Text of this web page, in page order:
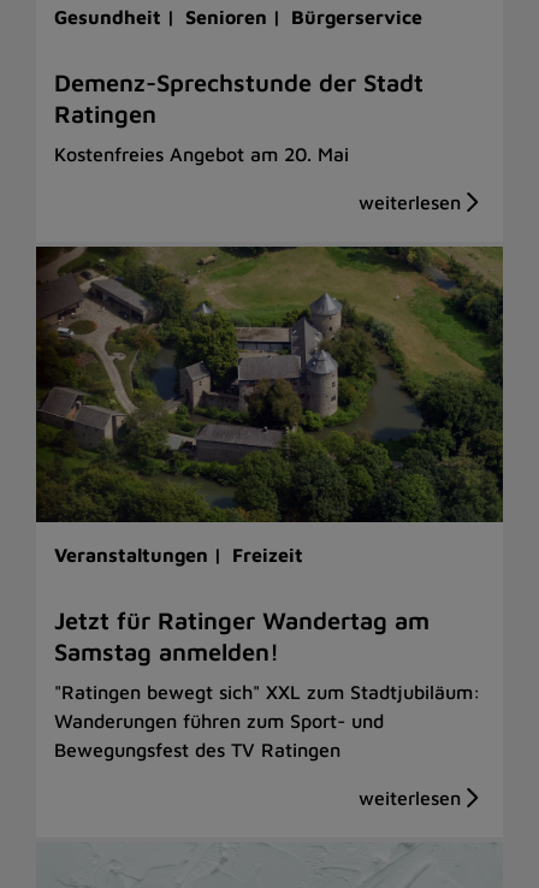
Gesundheit | Senioren | Bürgerservice
Demenz-Sprechstunde der Stadt
Ratingen
Kostenfreies Angebot am 20. Mai
Veranstaltungen | Freizeit
Jetzt für Ratinger Wandertag am
Samstag anmelden!
"Ratingen bewegt sich" XXL zum Stadtjubiläum:
Wanderungen führen zum Sport- und
Bewegungsfest des TV Ratingen